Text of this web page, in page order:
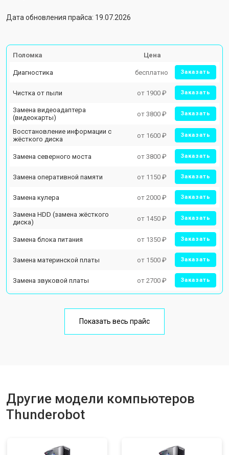
Дата обновления прайса: 19.07.2026
Поломка Цена
Диагностика бесплатно Заказать
Чистка от пыли от 1900 ₽ Заказать
Замена видеоадаптера
(видеокарты)
от 3800 ₽ Заказать
Восстановление информации с
жёсткого диска
от 1600 ₽ Заказать
Замена северного моста от 3800 ₽ Заказать
Замена оперативной памяти от 1150 ₽ Заказать
Замена кулера от 2000 ₽ Заказать
Замена HDD (замена жёсткого
диска)
от 1450 ₽ Заказать
Замена блока питания от 1350 ₽ Заказать
Замена материнской платы от 1500 ₽ Заказать
Замена звуковой платы от 2700 ₽ Заказать
Показать весь прайс
Другие модели компьютеров
Thunderobot